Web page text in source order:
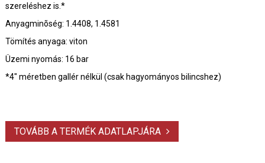
szereléshez is.*
Anyagminõség: 1.4408, 1.4581
Tömítés anyaga: viton
Üzemi nyomás: 16 bar
*4" méretben gallér nélkül (csak hagyományos bilincshez)
TOVÁBB A TERMÉK ADATLAPJÁRA